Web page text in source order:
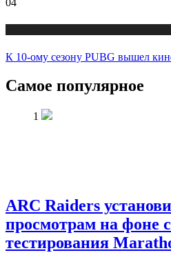
04
К 10-ому сезону PUBG вышел
Самое популярное
1
ARC Raiders
просмотрам на фоне
тестирования